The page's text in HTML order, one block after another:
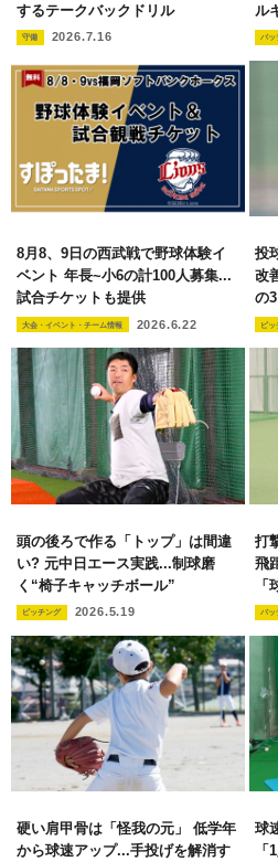
するテークバックドリル
守備 2026.7.16
ル
バッ
8月8、9日の西武戦で野球体験イ
ベント 年長~小6の計100人募集...
試合チケットも提供
大会・イベント・チーム情報 2026.6.22
投
改
の
ピッ
頭の後ろで作る「トップ」は間違
い? 元中日エース実践...制球磨
く“椅子キャッチボール”
ピッチング 2026.5.19
打
飛
「
バッ
硬い肩甲骨は「怪我の元」 低学年
から球速アップ...手投げを解消す
球